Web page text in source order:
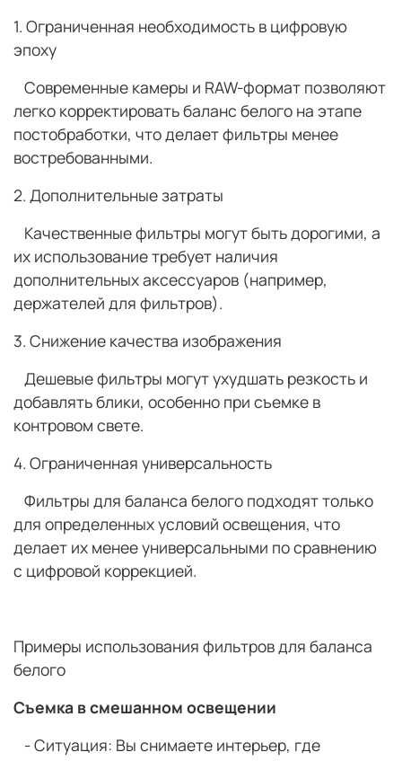
1. Ограниченная необходимость в цифровую
эпоху
Современные камеры и RAW-формат позволяют
легко корректировать баланс белого на этапе
постобработки, что делает фильтры менее
востребованными.
2. Дополнительные затраты
Качественные фильтры могут быть дорогими, а
их использование требует наличия
дополнительных аксессуаров (например,
держателей для фильтров).
3. Снижение качества изображения
Дешевые фильтры могут ухудшать резкость и
добавлять блики, особенно при съемке в
контровом свете.
4. Ограниченная универсальность
Фильтры для баланса белого подходят только
для определенных условий освещения, что
делает их менее универсальными по сравнению
с цифровой коррекцией.
Примеры использования фильтров для баланса
белого
Съемка в смешанном освещении
- Ситуация: Вы снимаете интерьер, где